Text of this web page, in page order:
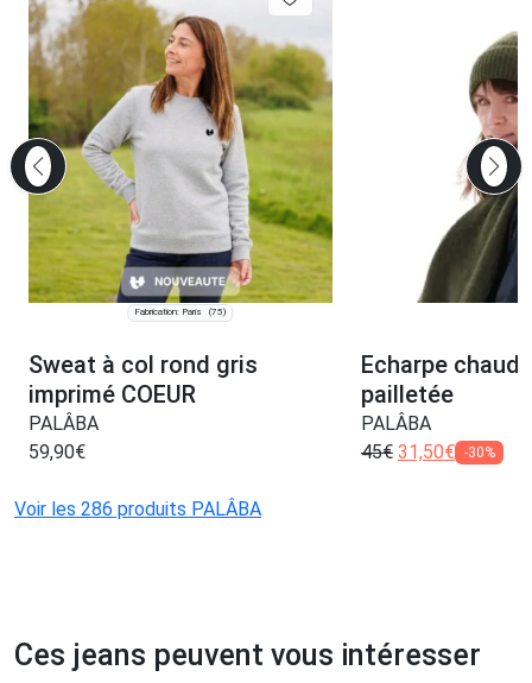
Fabrication: Paris (75)
Sweat à col rond gris
imprimé COEUR
PALÂBA
59,90€
Echarpe
pailletée
PALÂBA
45€ 31,50€ -30%
Voir les 286 produits PALÂBA
Ces jeans peuvent vous intéresser